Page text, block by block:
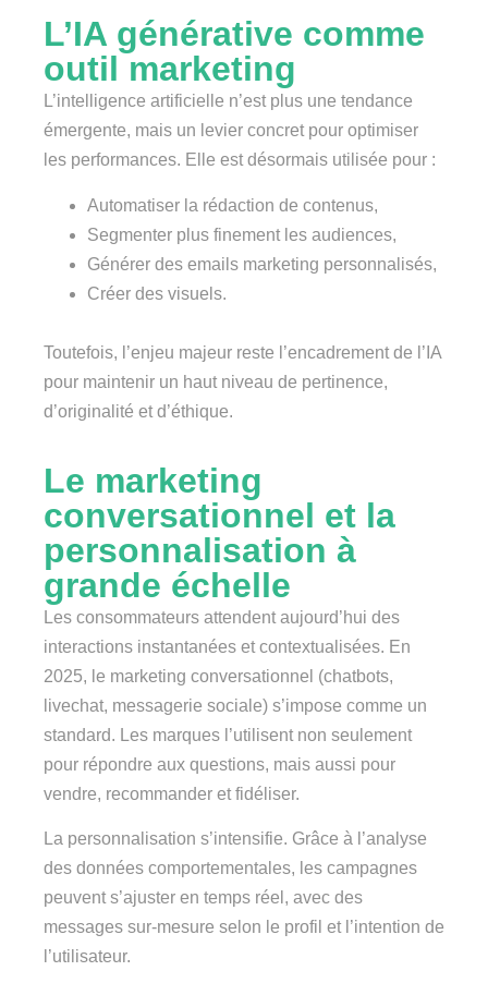
L’IA générative comme
outil marketing
L’intelligence artificielle n’est plus une tendance
émergente, mais un levier concret pour optimiser
les performances. Elle est désormais utilisée pour :
Automatiser la rédaction de contenus,
Segmenter plus finement les audiences,
Générer des emails marketing personnalisés,
Créer des visuels.
Toutefois, l’enjeu majeur reste l’encadrement de l’IA
pour maintenir un haut niveau de pertinence,
d’originalité et d’éthique.
Le marketing
conversationnel et la
personnalisation à
grande échelle
Les consommateurs attendent aujourd’hui des
interactions instantanées et contextualisées. En
2025, le marketing conversationnel (chatbots,
livechat, messagerie sociale) s’impose comme un
standard. Les marques l’utilisent non seulement
pour répondre aux questions, mais aussi pour
vendre, recommander et fidéliser.
La personnalisation s’intensifie. Grâce à l’analyse
des données comportementales, les campagnes
peuvent s’ajuster en temps réel, avec des
messages sur-mesure selon le profil et l’intention de
l’utilisateur.